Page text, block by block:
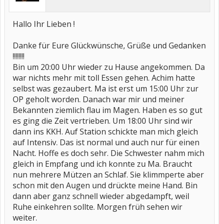
Hallo Ihr Lieben !
Danke für Eure Glückwünsche, Grüße und Gedanken
!!!!!!!!
Bin um 20:00 Uhr wieder zu Hause angekommen. Da
war nichts mehr mit toll Essen gehen. Achim hatte
selbst was gezaubert. Ma ist erst um 15:00 Uhr zur
OP geholt worden. Danach war mir und meiner
Bekannten ziemlich flau im Magen. Haben es so gut
es ging die Zeit vertrieben. Um 18:00 Uhr sind wir
dann ins KKH. Auf Station schickte man mich gleich
auf Intensiv. Das ist normal und auch nur für einen
Nacht. Hoffe es doch sehr. Die Schwester nahm mich
gleich in Empfang und ich konnte zu Ma. Braucht
nun mehrere Mützen an Schlaf. Sie klimmperte aber
schon mit den Augen und drückte meine Hand. Bin
dann aber ganz schnell wieder abgedampft, weil
Ruhe einkehren sollte. Morgen früh sehen wir
weiter.